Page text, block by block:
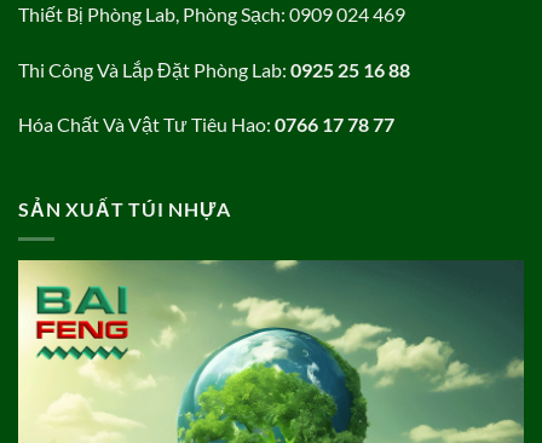
Thiết Bị Phòng Lab, Phòng Sạch: 0909 024 469
Thi Công Và Lắp Đặt Phòng Lab: 0925 25 16 88
Hóa Chất Và Vật Tư Tiêu Hao: 0766 17 78 77
SẢN XUẤT TÚI NHỰA